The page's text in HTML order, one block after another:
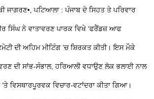
ਜਾਗਰਣ•, ਪਟਿਆਲਾ : ਪੰਜਾਬ ਦੇ ਸਿਹਤ ਤੇ ਪਰਿਵਾਰ
ਸਿੰਘ ਨੇ ਵਾਤਾਵਰਣ ਪਾਰਕ ਵਿਖੇ ‘ਫਰੈਂਡਜ਼ ਆਫ
ਦੀ ਅਹਿਮ ਮੀਟਿੰਗ ’ਚ ਸ਼ਿਰਕਤ ਕੀਤੀ। ਇਸ ਮੌਕੇ
ਦੀ ਸਾਂਭ-ਸੰਭਾਲ, ਹਰਿਆਲੀ ਵਧਾਉਣ ਲੋਕ ਭਲਾਈ ਨਾਲ
ਵਿਸਥਾਰਪੂਰਵਕ ਵਿਚਾਰ-ਵਟਾਂਦਰਾ ਕੀਤਾ ਗਿਆ।